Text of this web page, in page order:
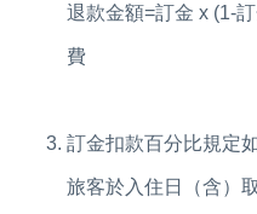
退款金額=訂金 x (1-
費
訂金扣款百分比規定
旅客於入住日（含）